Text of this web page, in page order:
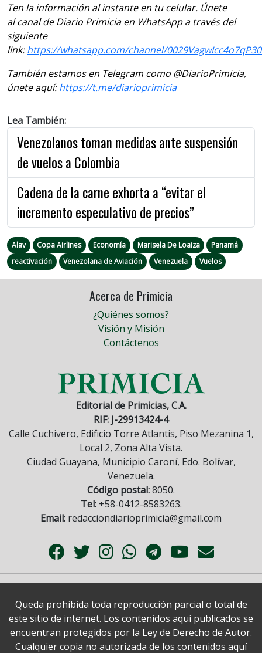
Ten la información al instante en tu celular. Únete
al canal de Diario Primicia en WhatsApp a través del
siguiente
link:https://whatsapp.com/channel/
También estamos en Telegram como @DiarioPrimicia,
únete aquí:https://t.me/diarioprimicia
Lea También:
Venezolanos toman medidas ante suspensión
de vuelos a Colombia
Cadena de la carne exhorta a “evitar el
incremento especulativo de precios”
Alav Copa Airlines Economía Marisela De Loaiza
Panamá
reactivación
Venezolana de Aviación Venezuela Vuelos
Acerca de Primicia
¿Quiénes somos?
Visión y Misión
Contáctenos
Editorial de Primicias, C.A.
RIF: J-29913424-4
Calle Cuchivero, Edificio Torre Atlantis, Piso Mezanina 1,
Local 2, Zona Alta Vista.
Ciudad Guayana, Municipio Caroní, Edo. Bolívar,
Venezuela.
Código postal:8050.
Tel:+58-0412-8583263.
Email: redacciondiarioprimicia@gmail.com
Queda prohibida toda reproducción parcial o total de
este sitio de internet. Los contenidos aquí publicados se
encuentran protegidos por la Ley de Derecho de Autor.
Cualquier copia no autorizada de los contenidos aquí